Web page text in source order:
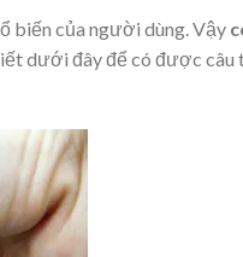
biến của người dùng. Vậy
dưới đây để có được câu